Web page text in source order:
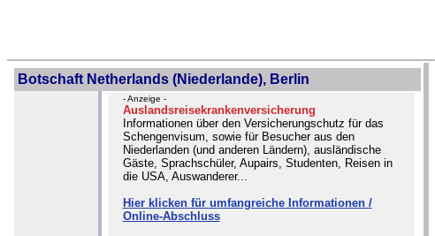
Botschaft Netherlands (Niederlande), Berlin
- Anzeige -
Auslandsreisekrankenversicherung
Informationen über den Versicherungschutz für das
Schengenvisum, sowie für Besucher aus den
Niederlanden (und anderen Ländern), ausländische
Gäste, Sprachschüler, Aupairs, Studenten, Reisen in
die USA, Auswanderer...
Hier klicken für umfangreiche Informationen /
Online-Abschluss